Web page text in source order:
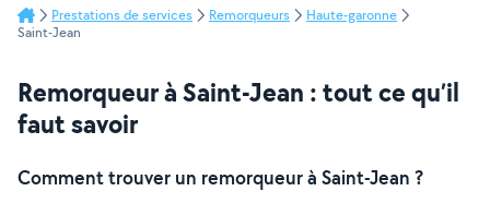
Prestations de services Remorqueurs
Haute-garonne
Saint-Jean
Remorqueur à Saint-Jean : tout ce qu’il
faut savoir
Comment trouver un remorqueur à Saint-Jean ?